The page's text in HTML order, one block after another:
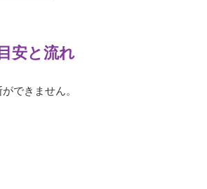
安と流れ
できません。